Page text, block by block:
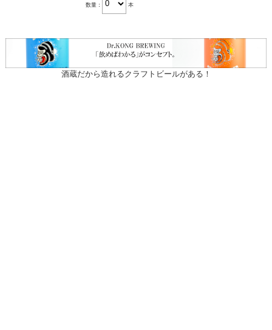
数量： 本
酒蔵だから造れるクラフトビールがある！